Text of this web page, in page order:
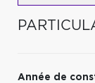
Année de